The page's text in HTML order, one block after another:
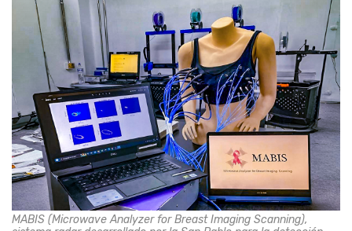
MABIS (Microwave Analyzer for Breast Imaging Scanning),